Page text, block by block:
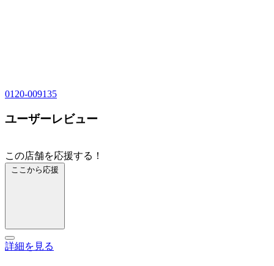
0120-009135
ユーザーレビュー
この店舗を応援する！
ここから応援
詳細を見る